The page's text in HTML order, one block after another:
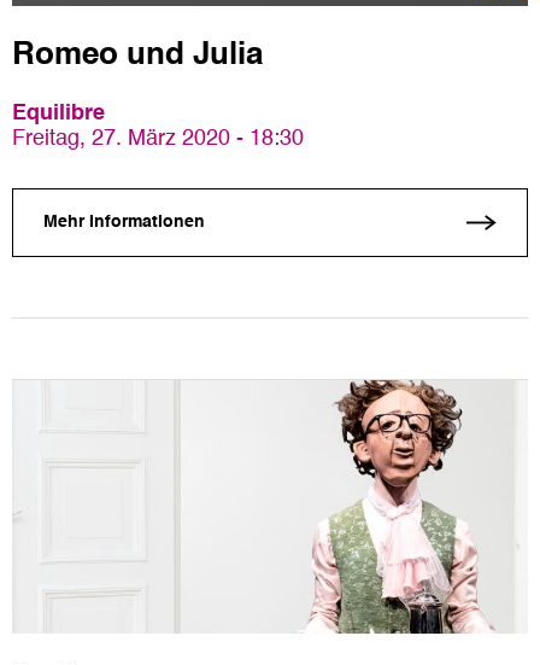
Romeo und Julia
Equilibre
Freitag, 27. März 2020 - 18:30
Mehr Informationen